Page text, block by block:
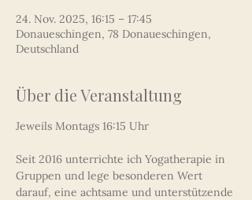
24. Nov. 2025, 16:15 – 17:45
Donaueschingen, 78 Donaueschingen,
Deutschland
Über die Veranstaltung
Jeweils Montags 16:15 Uhr
Seit 2016 unterrichte ich Yogatherapie in
Gruppen und lege besonderen Wert
darauf, eine achtsame und unterstützende